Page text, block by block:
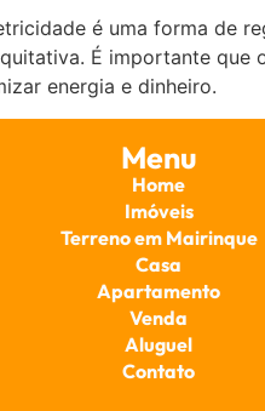
é uma forma de
É importante que
energia e dinheiro.
Menu
Home
Imóveis
Terreno em Mairinque
Casa
Apartamento
Venda
Aluguel
Contato